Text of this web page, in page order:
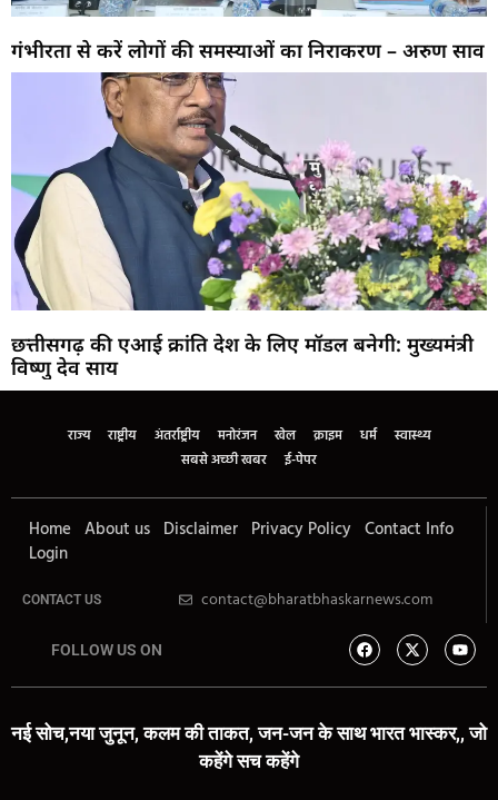
गंभीरता से करें लोगों की समस्याओं का निराकरण – अरुण साव
छत्तीसगढ़ की एआई क्रांति देश के लिए मॉडल बनेगी: मुख्यमंत्री
विष्णु देव साय
राज्य राष्ट्रीय अंतर्राष्ट्रीय मनोरंजन खेल क्राइम धर्म
स्वास्थ्य
सबसे अच्छी खबर
ई-पेपर
Home About us Disclaimer Privacy Policy Contact Info
Login
CONTACT US contact@bharatbhaskarnews.com
FOLLOW US ON
नई सोच,नया जुनून, कलम की ताकत, जन-जन के साथ भारत भास्कर,, जो
कहेंगे सच कहेंगे